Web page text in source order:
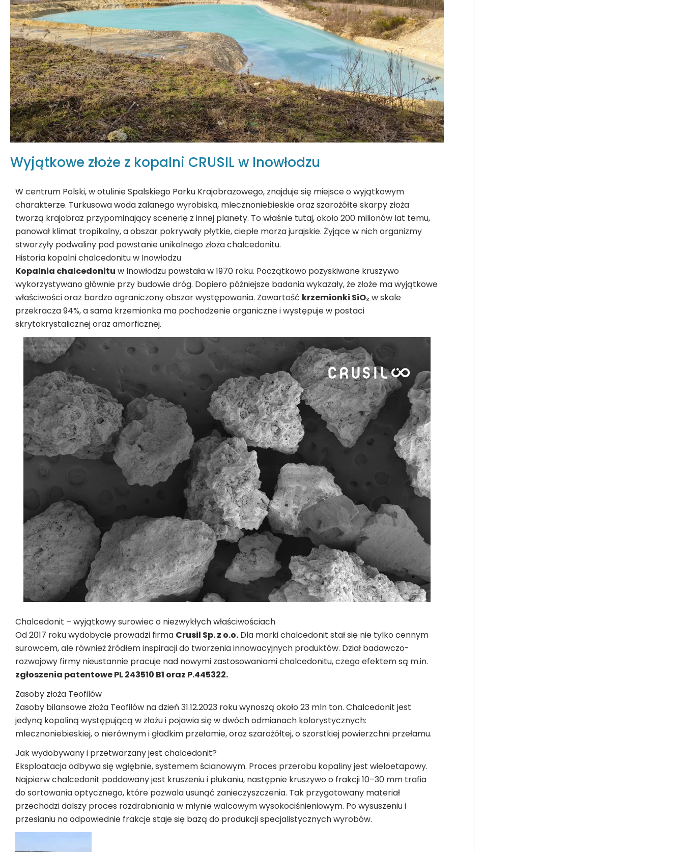
Wyjątkowe złoże z kopalni CRUSIL w Inowłodzu
W centrum Polski, w otulinie Spalskiego Parku Krajobrazowego, znajduje się miejsce o wyjątkowym
charakterze. Turkusowa woda zalanego wyrobiska, mlecznoniebieskie oraz szarożółte skarpy złoża
tworzą krajobraz przypominający scenerię z innej planety. To właśnie tutaj, około 200 milionów lat temu,
panował klimat tropikalny, a obszar pokrywały płytkie, ciepłe morza jurajskie. Żyjące w nich organizmy
stworzyły podwaliny pod powstanie unikalnego złoża chalcedonitu.
Historia kopalni chalcedonitu w Inowłodzu
Kopalnia chalcedonitu w Inowłodzu powstała w 1970 roku. Początkowo pozyskiwane kruszywo
wykorzystywano głównie przy budowie dróg. Dopiero późniejsze badania wykazały, że złoże ma wyjątkowe
właściwości oraz bardzo ograniczony obszar występowania. Zawartość krzemionki SiO₂w skale
przekracza 94%, a sama krzemionka ma pochodzenie organiczne i występuje w postaci
skrytokrystalicznej oraz amorficznej.
Chalcedonit – wyjątkowy surowiec o niezwykłych właściwościach
Od 2017 roku wydobycie prowadzi firma Crusil Sp. z o.o. Dla marki chalcedonit stał się nie tylko cennym
surowcem, ale również źródłem inspiracji do tworzenia innowacyjnych produktów. Dział badawczo-
rozwojowy firmy nieustannie pracuje nad nowymi zastosowaniami chalcedonitu, czego efektem są m.in.
zgłoszenia patentowe PL 243510 B1 oraz P.445322.
Zasoby złoża Teofilów
Zasoby bilansowe złoża Teofilów na dzień 31.12.2023 roku wynoszą około 23 mln ton. Chalcedonit jest
jedyną kopaliną występującą w złożu i pojawia się w dwóch odmianach kolorystycznych:
mlecznoniebieskiej, o nierównym i gładkim przełamie, oraz szarożółtej, o szorstkiej powierzchni przełamu.
Jak wydobywany i przetwarzany jest chalcedonit?
Eksploatacja odbywa się wgłębnie, systemem ścianowym. Proces przerobu kopaliny jest wieloetapowy.
Najpierw chalcedonit poddawany jest kruszeniu i płukaniu, następnie kruszywo o frakcji 10–30 mm trafia
do sortowania optycznego, które pozwala usunąć zanieczyszczenia. Tak przygotowany materiał
przechodzi dalszy proces rozdrabniania w młynie walcowym wysokociśnieniowym. Po wysuszeniu i
przesianiu na odpowiednie frakcje staje się bazą do produkcji specjalistycznych wyrobów.